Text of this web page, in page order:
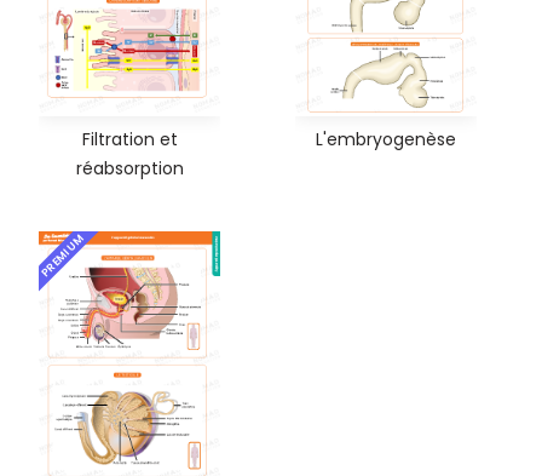
Filtration et
réabsorption
L'embryogenèse
PREMIUM